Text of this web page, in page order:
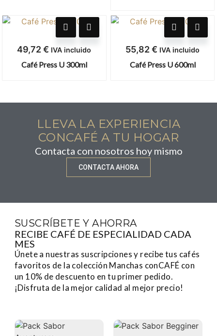
49,72€ IVA incluido
Café Press U 300ml
55,82€ IVA incluido
Café Press U 600ml
LLEVA LA EXPERIENCIA
CONCAFÉ A TU HOGAR
Contacta con nosotros hoy mismo
CONTACTA AHORA
SUSCRÍBETE Y AHORRA
RECIBE CAFÉ DE ESPECIALIDAD CADA
MES
Únete a nuestras suscripciones y recibe tus cafés
favoritos de la colección Manchas conCAFÉ con
un 10% de descuento en tu primer pedido.
¡Disfruta de la mejor calidad al mejor precio!